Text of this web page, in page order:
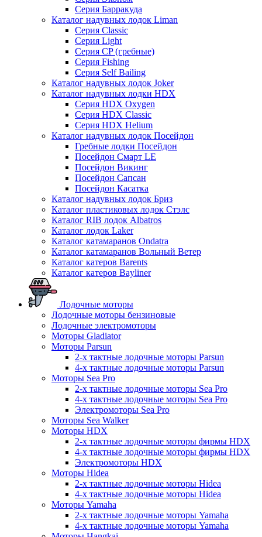
Серия Барракуда
Каталог надувных лодок Liman
Серия Classic
Серия Light
Серия CP (гребные)
Серия Fishing
Серия Self Bailing
Каталог надувных лодок Joker
Каталог надувных лодки HDX
Серия HDX Oxygen
Серия HDX Classic
Серия HDX Helium
Каталог надувных лодок Посейдон
Гребные лодки Посейдон
Посейдон Смарт LE
Посейдон Викинг
Посейдон Сапсан
Посейдон Касатка
Каталог надувных лодок Бриз
Каталог пластиковых лодок Стэлс
Каталог RIB лодок Albatros
Каталог лодок Laker
Каталог катамаранов Ondatra
Каталог катамаранов Вольный Ветер
Каталог катеров Barents
Каталог катеров Bayliner
Лодочные моторы
Лодочные моторы бензиновые
Лодочные электромоторы
Моторы Gladiator
Моторы Parsun
2-х тактные лодочные моторы Parsun
4-х тактные лодочные моторы Parsun
Моторы Sea Pro
2-х тактные лодочные моторы Sea Pro
4-х тактные лодочные моторы Sea Pro
Электромоторы Sea Pro
Моторы Sea Walker
Моторы HDX
2-х тактные лодочные моторы фирмы HDX
4-х тактные лодочные моторы фирмы HDX
Электромоторы HDX
Моторы Hidea
2-х тактные лодочные моторы Hidea
4-х тактные лодочные моторы Hidea
Моторы Yamaha
2-х тактные лодочные моторы Yamaha
4-х тактные лодочные моторы Yamaha